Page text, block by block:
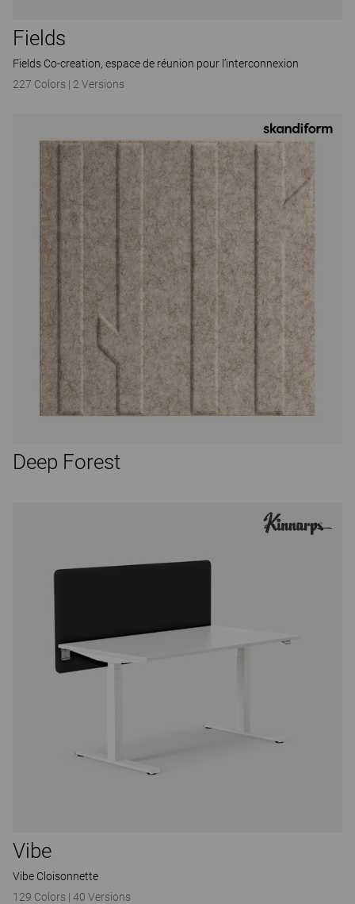
Fields
Fields Co-creation, espace de réunion pour l’interconnexion
227 Colors | 2 Versions
Deep Forest
Vibe
Vibe Cloisonnette
129 Colors | 40 Versions